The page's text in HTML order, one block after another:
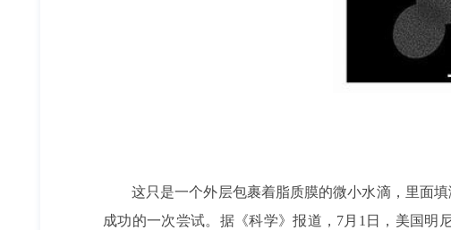
这只是一个外层包裹着脂质膜的微小水滴，里面
成功的一次尝试。据《科学》报道，7月1日，美国明